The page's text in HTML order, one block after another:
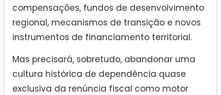
compensações, fundos de desenvolvimento
regional, mecanismos de transição e novos
instrumentos de financiamento territorial.
Mas precisará, sobretudo, abandonar uma
cultura histórica de dependência quase
exclusiva da renúncia fiscal como motor